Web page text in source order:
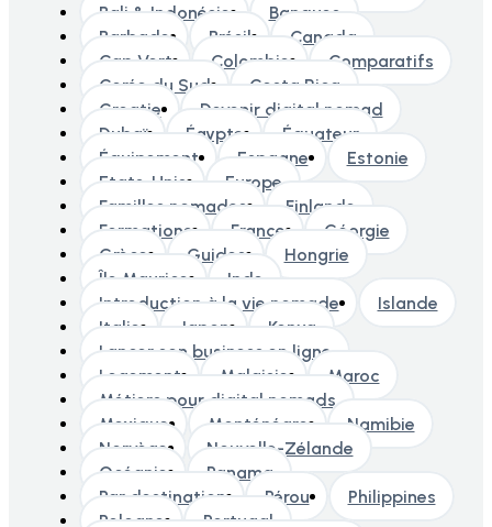
Bali & Indonésie
Banques
Barbade
Brésil
Canada
Cap Vert
Colombie
Comparatifs
Corée du Sud
Costa Rica
Croatie
Devenir digital nomad
Dubaï
Égypte
Équateur
Équipement
Espagne
Estonie
Etats-Unis
Europe
Familles nomades
Finlande
Formations
France
Géorgie
Grèce
Guides
Hongrie
Île Maurice
Inde
Introduction à la vie nomade
Islande
Italie
Japon
Kenya
Lancer son business en ligne
Logement
Malaisie
Maroc
Métiers pour digital nomads
Mexique
Monténégro
Namibie
Norvège
Nouvelle-Zélande
Océanie
Panama
Par destination
Pérou
Philippines
Pologne
Portugal